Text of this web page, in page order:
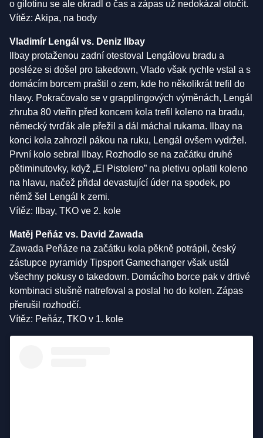
o gilotinu se ale okradl o čas a zápas už nedokázal otočit.
Vítěz: Akipa, na body
Vladimír Lengál vs. Deniz Ilbay
Ilbay protaženou zadní otestoval Lengálovu bradu a
posléze si došel pro takedown, Vlado však rychle vstal a s
domácím borcem praštil o zem, kde ho několikrát trefil do
hlavy. Pokračovalo se v grapplingových výměnách, Lengál
zhruba 80 vteřin před koncem kola trefil koleno na bradu,
německý tvrďák ale přežil a dál máchal rukama. Ilbay na
konci kola zahrozil pákou na ruku, Lengál ovšem vydržel.
První kolo sebral Ilbay. Rozhodlo se na začátku druhé
pětiminutovky, když „El Pistolero” na pletivu oplatil koleno
na hlavu, načež přidal devastující úder na spodek, po
němž šel Lengál k zemi.
Vítěz: Ilbay, TKO ve 2. kole
Matěj Peňáz vs. David Zawada
Zawada Peňáze na začátku kola pěkně potrápil, český
zástupce pyramidy Tipsport Gamechanger však ustál
všechny pokusy o takedown. Domácího borce pak v drtivé
kombinaci slušně natrefoval a poslal ho do kolen. Zápas
přerušil rozhodčí.
Vítěz: Peňáz, TKO v 1. kole